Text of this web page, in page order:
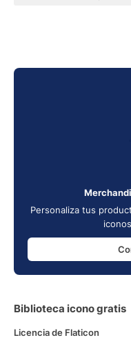
Personaliza tus
iconos
Biblioteca icono gratis
Licencia de Flaticon